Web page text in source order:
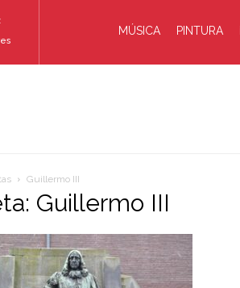
MÚSICA PINTURA
Guillermo III
Guillermo III